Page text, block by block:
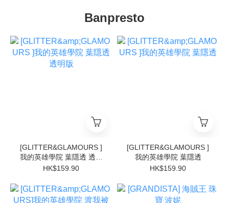
Banpresto
[GLITTER&GLAMOURS ]
我的英雄學院 葉隱透 透明
版
HK$159.90
[GLITTER&GLAMOURS ]
我的英雄學院 葉隱透
HK$159.90